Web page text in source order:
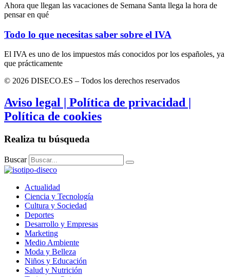
Ahora que llegan las vacaciones de Semana Santa llega la hora de
pensar en qué
Todo lo que necesitas saber sobre el IVA
El IVA es uno de los impuestos más conocidos por los españoles, ya
que prácticamente
© 2026 DISECO.ES – Todos los derechos reservados
Aviso legal | Política de privacidad |
Política de cookies
Realiza tu búsqueda
Buscar
Actualidad
Ciencia y Tecnología
Cultura y Sociedad
Deportes
Desarrollo y Empresas
Marketing
Medio Ambiente
Moda y Belleza
Niños y Educación
Salud y Nutrición